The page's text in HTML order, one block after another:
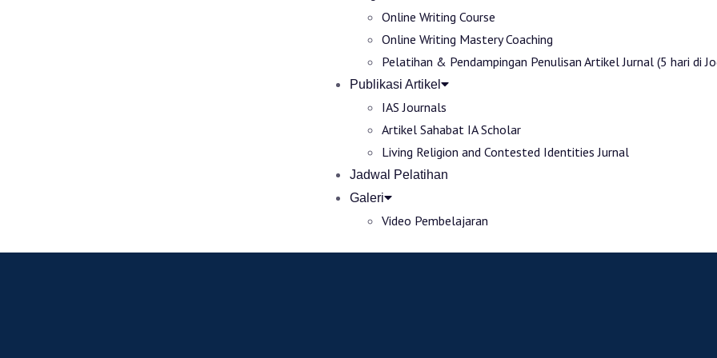
Online Writing Course
Online Writing Mastery Coaching
Pelatihan & Pendampingan Penulisan Artikel Jurnal (5 hari di
Publikasi Artikel
IAS Journals
Artikel Sahabat IA Scholar
Living Religion and Contested Identities Jurnal
Jadwal Pelatihan
Galeri
Video Pembelajaran